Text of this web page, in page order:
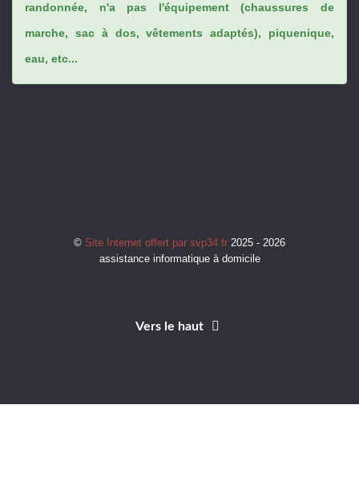
randonnée, n'a pas l'équipement (chaussures de
marche, sac à dos, vêtements adaptés), piquenique,
eau, etc...
© Site Internet offert par svp34.fr 2025 - 2026
assistance informatique à domicile
Vers le haut